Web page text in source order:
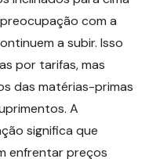
com a
a subir. Isso
por tarifas, mas
das matérias-primas
A
significa que
enfrentar preços